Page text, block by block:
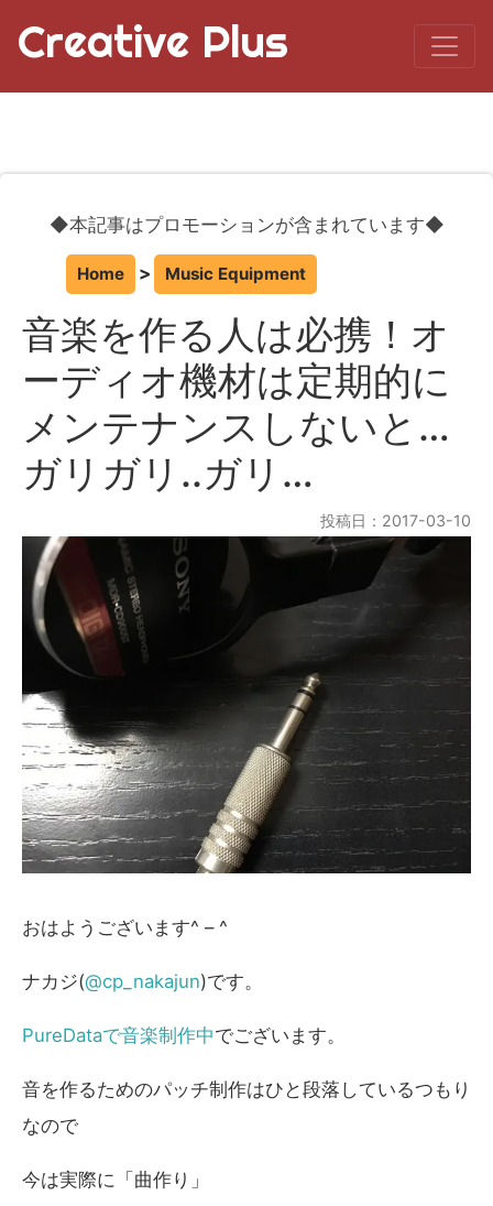
Creative Plus
◆本記事はプロモーションが含まれています◆
Home Music Equipment
音楽を作る人は必携！オ
ーディオ機材は定期的に
メンテナンスしないと…
ガリガリ..ガリ…
投稿日：2017-03-10
おはようございます^ – ^
ナカジ(@cp_nakajun)です。
PureDataで音楽制作中でございます。
音を作るためのパッチ制作はひと段落しているつもり
なので
今は実際に「曲作り」